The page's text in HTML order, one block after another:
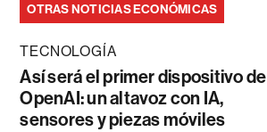
OTRAS NOTICIAS ECONÓMICAS
TECNOLOGÍA
Así será el primer dispositivo de
OpenAI: un altavoz con IA,
sensores y piezas móviles